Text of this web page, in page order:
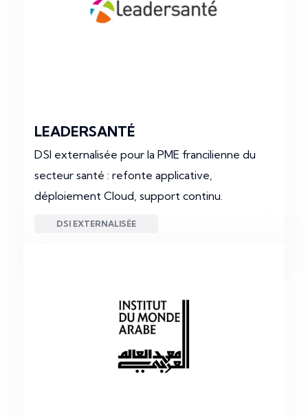
LEADERSANTÉ
DSI externalisée pour la PME francilienne du
secteur santé : refonte applicative,
déploiement Cloud, support continu.
DSI EXTERNALISÉE